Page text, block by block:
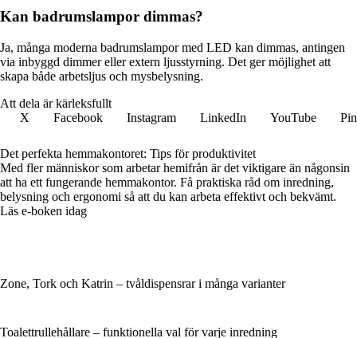
Kan badrumslampor dimmas?
Ja, många moderna badrumslampor med LED kan dimmas, antingen
via inbyggd dimmer eller extern ljusstyrning. Det ger möjlighet att
skapa både arbetsljus och mysbelysning.
Att dela är kärleksfullt
X
Facebook Instagram LinkedIn YouTube
Det perfekta hemmakontoret: Tips för produktivitet
Med fler människor som arbetar hemifrån är det viktigare än någonsin
att ha ett fungerande hemmakontor. Få praktiska råd om inredning,
belysning och ergonomi så att du kan arbeta effektivt och bekvämt.
Läs e-boken idag
Zone, Tork och Katrin – tvåldispensrar i många varianter
Toalettrullehållare – funktionella val för varje inredning